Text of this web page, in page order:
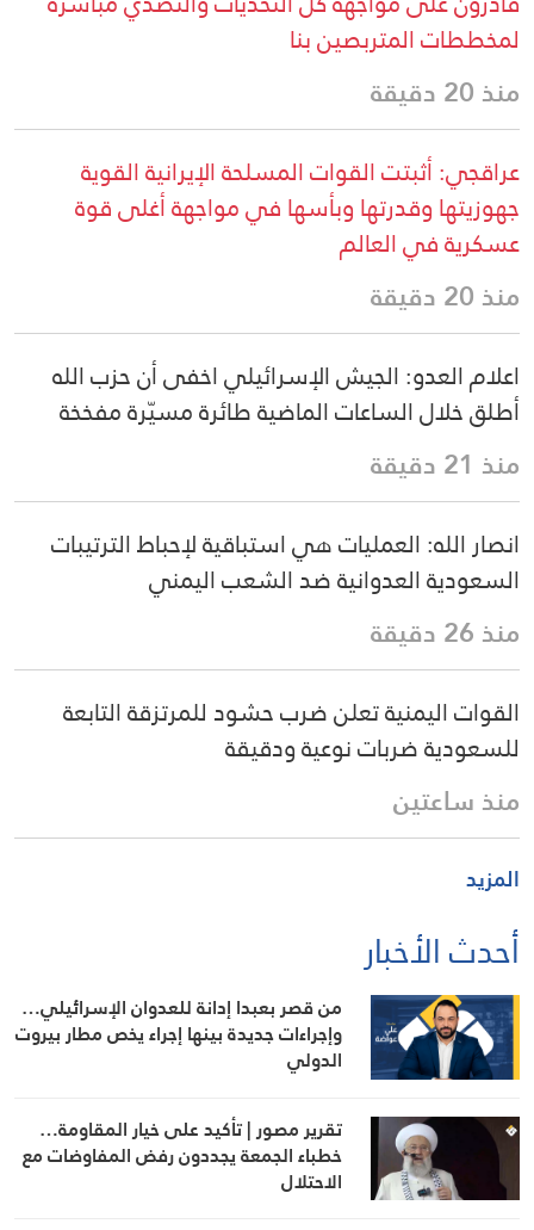
لمخططات المتربصين بنا
منذ 20 دقيقة
عراقجي: أثبتت القوات المسلحة الإيرانية القوية
جهوزيتها وقدرتها وبأسها في مواجهة أغلى قوة
عسكرية في العالم
منذ 20 دقيقة
اعلام العدو: الجيش الإسرائيلي اخفى أن حزب الله
أطلق خلال الساعات الماضية طائرة مسيّرة مفخخة
منذ 21 دقيقة
انصار الله: العمليات هي استباقية لإحباط الترتيبات
السعودية العدوانية ضد الشعب اليمني
منذ 26 دقيقة
القوات اليمنية تعلن ضرب حشود للمرتزقة التابعة
للسعودية ضربات نوعية ودقيقة
منذ ساعتين
المزيد
أحدث الأخبار
من قصر بعبدا إدانة للعدوان الإسرائيلي…
وإجراءات جديدة بينها إجراء يخص مطار بيروت
الدولي
تقرير مصور | تأكيد على خيار المقاومة…
خطباء الجمعة يجددون رفض المفاوضات مع
الاحتلال